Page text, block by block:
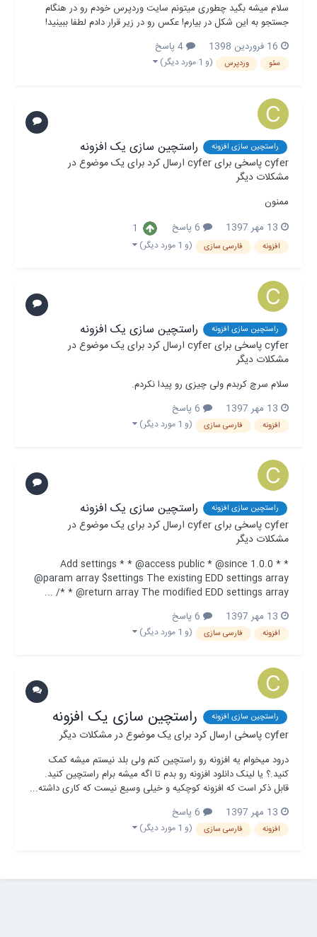
سلام میشه بگید چطوری میتونم سایت وردپرس خودم رو در هنگام
جستجو به این شکل در بیارم! عکس رو در زیر قرار دادم لطفا ببینید!
16 فروردین 1398
سئو وردپرس (و 1 مورد دیگر)
راستچین سازی افزونه راستچین سازی یک افزونه
cyferپاسخی برایcyfer ارسال کرد برای یک موضوع در
مشکلات دیگر
ممنون
13 مهر 1397
1
افزونه فارسی سازی (و 1 مورد دیگر)
راستچین سازی افزونه راستچین سازی یک افزونه
cyferپاسخی برایcyfer ارسال کرد برای یک موضوع در
مشکلات دیگر
سلام سرچ کربدم ولی چیزی رو پیدا نکردم.
13 مهر 1397
افزونه فارسی سازی (و 1 مورد دیگر)
راستچین سازی افزونه راستچین سازی یک افزونه
cyferپاسخی برایcyfer ارسال کرد برای یک موضوع در
مشکلات دیگر
* Add settings * * @access public * @since 1.0.0 *
@param array $settings The existing EDD settings array
* @return array The modified EDD settings array */ ...
13 مهر 1397
افزونه فارسی سازی (و 1 مورد دیگر)
راستچین سازی افزونه راستچین سازی یک افزونه
cyferپاسخی ارسال کرد برای یک موضوع درمشکلات دیگر
درود میخوام یه افزونه رو راستچین کنم ولی بلد نیستم میشه کمک
کنید.؟ یا لینک دانلود افزونه رو بدم تا اگه میشه برام راستچین کنید.
قابل ذکر است که افزونه کوچکیه و خیلی وسیع نیست که کاری داشته...
13 مهر 1397
افزونه فارسی سازی (و 1 مورد دیگر)